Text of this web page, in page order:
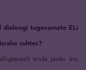
dialoogi tugevamate ELi
suhtes?
enda jaoks ära